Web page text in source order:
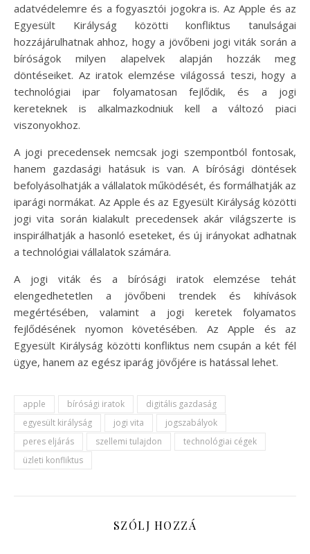
adatvédelemre és a fogyasztói jogokra is. Az Apple és az
Egyesült Királyság közötti konfliktus tanulságai
hozzájárulhatnak ahhoz, hogy a jövőbeni jogi viták során a
bíróságok milyen alapelvek alapján hozzák meg
döntéseiket. Az iratok elemzése világossá teszi, hogy a
technológiai ipar folyamatosan fejlődik, és a jogi
kereteknek is alkalmazkodniuk kell a változó piaci
viszonyokhoz.
A jogi precedensek nemcsak jogi szempontból fontosak,
hanem gazdasági hatásuk is van. A bírósági döntések
befolyásolhatják a vállalatok működését, és formálhatják az
iparági normákat. Az Apple és az Egyesült Királyság közötti
jogi vita során kialakult precedensek akár világszerte is
inspirálhatják a hasonló eseteket, és új irányokat adhatnak
a technológiai vállalatok számára.
A jogi viták és a bírósági iratok elemzése tehát
elengedhetetlen a jövőbeni trendek és kihívások
megértésében, valamint a jogi keretek folyamatos
fejlődésének nyomon követésében. Az Apple és az
Egyesült Királyság közötti konfliktus nem csupán a két fél
ügye, hanem az egész iparág jövőjére is hatással lehet.
apple bírósági iratok
digitális gazdaság
egyesült királyság
jogi vita
jogszabályok
peres eljárás
szellemi tulajdon
technológiai cégek
üzleti konfliktus
SZÓLJ HOZZÁ